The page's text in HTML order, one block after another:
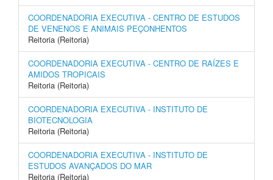
COORDENADORIA EXECUTIVA - CENTRO DE ESTUDOS
DE VENENOS E ANIMAIS PEÇONHENTOS
Reitoria (Reitoria)
COORDENADORIA EXECUTIVA - CENTRO DE RAÍZES E
AMIDOS TROPICAIS
Reitoria (Reitoria)
COORDENADORIA EXECUTIVA - INSTITUTO DE
BIOTECNOLOGIA
Reitoria (Reitoria)
COORDENADORIA EXECUTIVA - INSTITUTO DE
ESTUDOS AVANÇADOS DO MAR
Reitoria (Reitoria)